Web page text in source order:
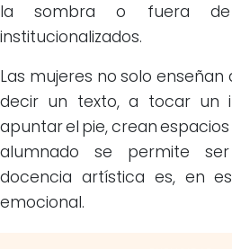
la sombra o fuera de
institucionalizados.
Las mujeres no solo enseñan
decir un texto, a tocar un
apuntar el pie, crean
alumnado se permite
docencia artística es, en
emocional.